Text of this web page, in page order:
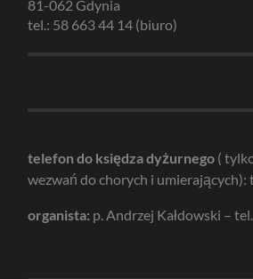
81-062 Gdynia
tel.: 58 663 44 14 (biuro)
telefon do księdza dyżurnego (
wezwań do chorych i
organista: p. Andrzej Kałdowski –